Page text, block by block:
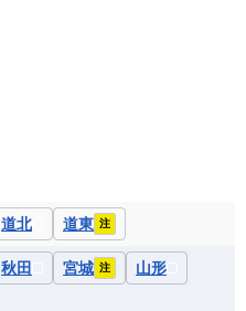
道北 道東 注
秋田 宮城 注
山形